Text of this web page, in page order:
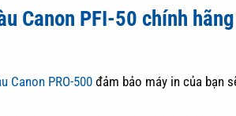
Canon PFI-50 chính hãng
Canon PRO-500 đảm bảo máy in của bạn